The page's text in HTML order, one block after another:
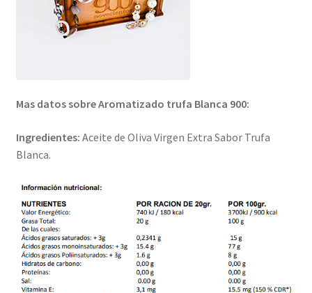
Mas datos sobre Aromatizado trufa Blanca 900:
Ingredientes: Aceite de Oliva Virgen Extra Sabor Trufa
Blanca.